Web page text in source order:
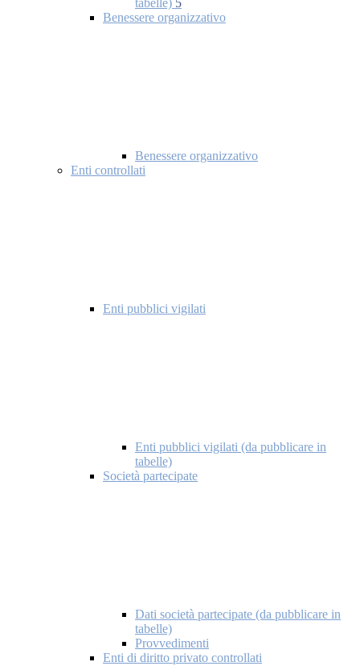
tabelle) 5
Benessere organizzativo
Benessere organizzativo
Enti controllati
Enti pubblici vigilati
Enti pubblici vigilati (da pubblicare in
tabelle)
Società partecipate
Dati società partecipate (da pubblicare in
tabelle)
Provvedimenti
Enti di diritto privato controllati